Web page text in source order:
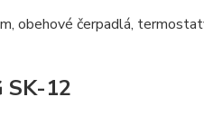
obehové čerpadlá,
SK-12